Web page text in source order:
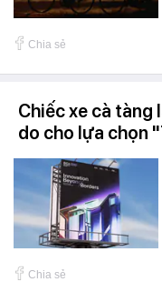
Chia sẻ
Chiếc xe cà tàng
do cho lựa chọn
Chia sẻ